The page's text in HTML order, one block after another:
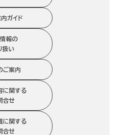
ガイド
報の
扱い
ご案内
に関する
合せ
に関する
合せ